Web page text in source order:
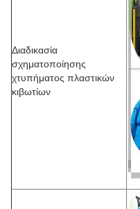
Διαδικασία
σχηματοποίησης
χτυπήματος πλαστικών
κιβωτίων